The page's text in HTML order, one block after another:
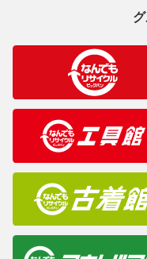
ご理解くださいますよう
合がございますのでご了
※表記したカラー名は、
製造元が定めたカラー名
明なことがありましたら
商品について